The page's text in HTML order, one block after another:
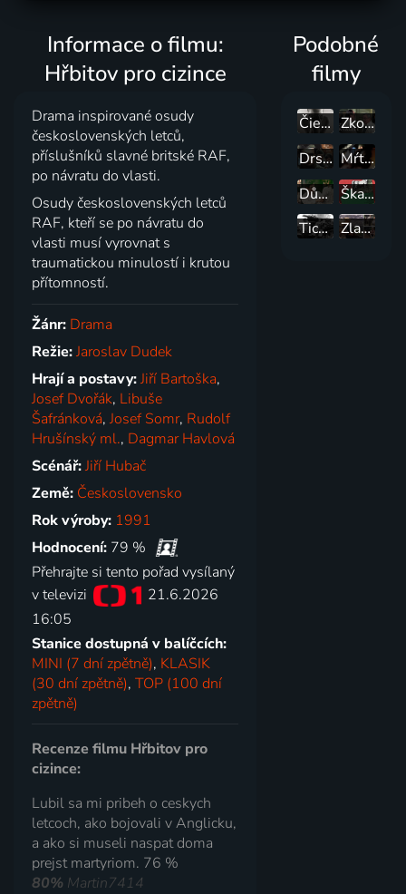
Informace o filmu:
Hřbitov pro cizince
Drama inspirované osudy
československých letců,
příslušníků slavné britské RAF,
po návratu do vlasti.
Osudy československých letců
RAF, kteří se po návratu do
vlasti musí vyrovnat s
traumatickou minulostí i krutou
přítomností.
Žánr: Drama
Režie:Jaroslav Dudek
Hrají a postavy:Jiří Bartoška,
Josef Dvořák, Libuše
Šafránková,Josef Somr, Rudolf
Hrušínský ml., Dagmar Havlová
Scénář:Jiří Hubač
Země: Československo
Rok výroby: 1991
Hodnocení: 79 %
Přehrajte si tento pořad vysílaný
v televizi
21.6.2026
16:05
Stanice dostupná v balíčcích:
MINI (7 dní zpětně), KLASIK
(30 dní zpětně),TOP (100 dní
zpětně)
Recenze filmu Hřbitov pro
cizince:
Lubil sa mi pribeh o ceskych
letcoch, ako bojovali v Anglicku,
a ako si museli naspat doma
prejst martyriom. 76 %
80% Martin7414
Podobné
filmy
Čierny slnovrat
Zkouška kvality
Drsná Planina
Mŕtvi učia živých
Dům na konci města
Škaredá dědina
Tichá bolest
Zlatí úhoři